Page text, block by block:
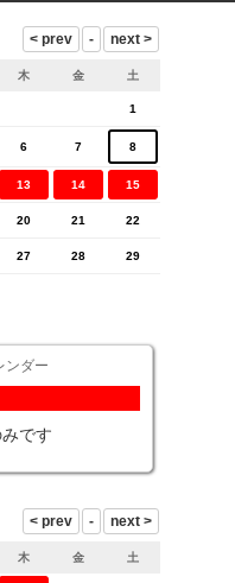
木 金 土
1
6 7 8
13 14 15
20 21 22
27 28 29
ンダー
です
木 金 土